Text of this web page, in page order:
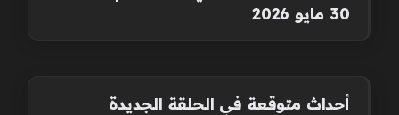
30 مايو 2026
أحداث متوقعة في الحلقة الجديدة